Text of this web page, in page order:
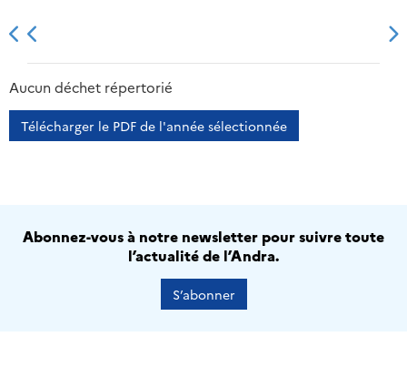
2013 2014
Aucun déchet répertorié
Télécharger le PDF de l'année sélectionnée
Abonnez-vous à notre newsletter pour suivre toute
l’actualité de l’Andra.
S’abonner